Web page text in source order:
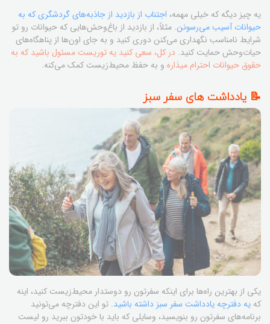
یه چیز دیگه که خیلی مهمه، اجتناب از بازدید از جاذبه‌های گردشگری که به
حیوانات آسیب می‌رسونن. مثلاً، از بازدید از باغ‌وحش‌هایی که حیوانات رو تو
شرایط نامناسب نگهداری می‌کنن دوری کنید و به جای اون‌ها از پناهگاه‌های
حیات‌وحش حمایت کنید. در کل، سعی کنید یه توریست مسئول باشید که به
حقوق حیوانات احترام میذاره و به حفظ محیط‌زیست کمک می‌کنه.
📝 یادداشت های سفر سبز
یکی از بهترین راه‌ها برای اینکه سفرتون رو دوستدار محیط‌زیست کنید، اینه
که یه دفترچه یادداشت سفر سبز داشته باشید. تو این دفترچه می‌تونید
برنامه‌های سفرتون رو بنویسید، وسایلی که باید با خودتون ببرید رو لیست